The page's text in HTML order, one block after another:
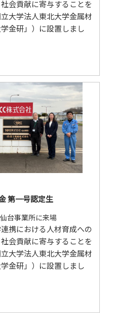
会貢献に寄与することを
大学法人東北大学金属材
金研」）に設置しまし
第一号認定生
台事業所に来場
携における人材育成への
会貢献に寄与することを
大学法人東北大学金属材
金研」）に設置しまし